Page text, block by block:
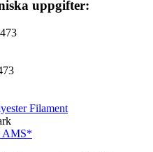
uppgifter:
Filament
AMS*